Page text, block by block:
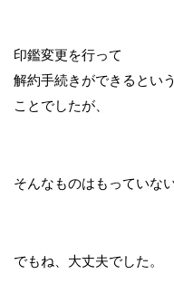
印鑑変更を行って
解約手続きができるという
ことでしたが、
そんなものはもっていない
でもね、大丈夫でした。